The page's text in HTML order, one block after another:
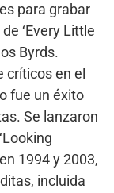
para grabar
‘Every Little
Byrds.
críticos en el
fue un éxito
Se lanzaron
1994 y 2003,
incluida